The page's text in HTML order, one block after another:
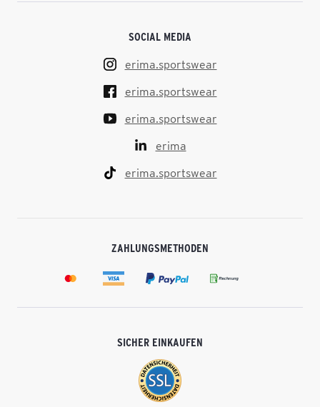
SOCIAL MEDIA
erima.sportswear
erima.sportswear
erima.sportswear
erima
erima.sportswear
ZAHLUNGSMETHODEN
SICHER EINKAUFEN